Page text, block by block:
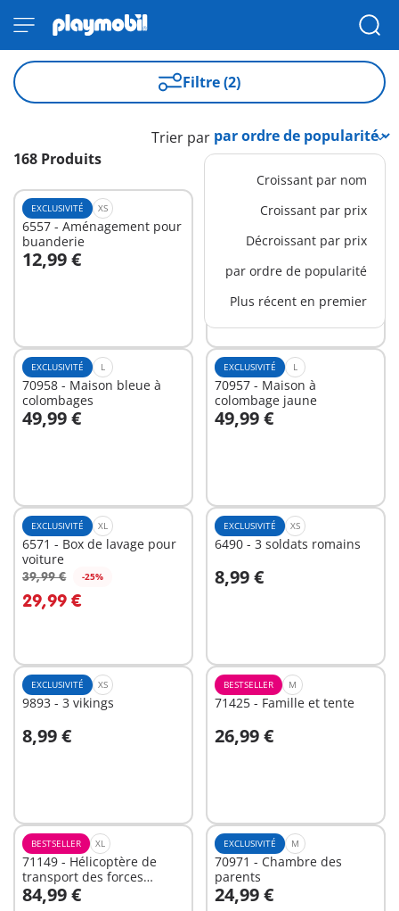
Filtre (2)
168 Produits
Trier par
Croissant par nom
Croissant par prix
Décroissant par prix
par ordre de popularité
Plus récent en premier
EXCLUSIVITÉ XS
6557 - Aménagement pour
buanderie
12,99 €
Au panier
EXCLUSIVITÉ L
forgeron
Au panier
EXCLUSIVITÉ L
70958 - Maison bleue à
colombages
49,99 €
Au panier
EXCLUSIVITÉ L
70957 - Maison à
colombage jaune
49,99 €
Au panier
EXCLUSIVITÉ XL
6571 - Box de lavage pour
voiture
39,99 € -25%
29,99 €
Au panier
EXCLUSIVITÉ XS
6490 - 3 soldats romains
8,99 €
Au panier
EXCLUSIVITÉ XS
9893 - 3 vikings
8,99 €
Au panier
BESTSELLER M
71425 - Famille et tente
26,99 €
Au panier
BESTSELLER XL
71149 - Hélicoptère de
transport des forces
spéciales
84,99 €
Au panier
EXCLUSIVITÉ M
70971 - Chambre des
parents
24,99 €
Au panier